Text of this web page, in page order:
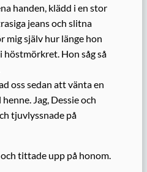
handen, klädd i en stor
jeans och slitna
mig själv hur länge hon
höstmörkret. Hon såg så
oss sedan att vänta en
Jag, Dessie och
tjuvlyssnade på
och tittade upp på honom.